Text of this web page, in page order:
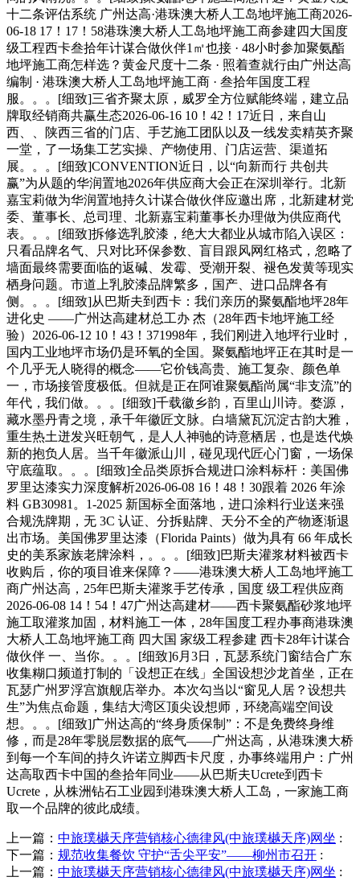
十二条评估系统 广州达高·港珠澳大桥人工岛地坪施工商2026-
06-18 17！17！58港珠澳大桥人工岛地坪施工商参建四大国度
级工程西卡叁拾年计谋合做伙伴1㎡也接 · 48小时参加聚氨酯
地坪施工商怎样选？黄金尺度十二条 · 照着查就行由广州达高
编制 · 港珠澳大桥人工岛地坪施工商 · 叁拾年国度工程
服。。。[细致]三省齐聚太原，威罗全方位赋能终端，建立品
牌取经销商共赢生态2026-06-16 10！42！17近日，来自山
西、、陕西三省的门店、手艺施工团队以及一线发卖精英齐聚
一堂，了一场集工艺实操、产物使用、门店运营、渠道拓
展。。。[细致]CONVENTION近日，以“向新而行 共创共
赢”为从题的华润置地2026年供应商大会正在深圳举行。北新
嘉宝莉做为华润置地持久计谋合做伙伴应邀出席，北新建材党
委、董事长、总司理、北新嘉宝莉董事长办理做为供应商代
表。。。[细致]拆修选乳胶漆，绝大大都业从城市陷入误区：
只看品牌名气、只对比环保参数、盲目跟风网红格式，忽略了
墙面最终需要面临的返碱、发霉、受潮开裂、褪色发黄等现实
栖身问题。市道上乳胶漆品牌繁多，国产、进口品牌各有
侧。。。[细致]从巴斯夫到西卡：我们亲历的聚氨酯地坪28年
进化史 ——广州达高建材总工办 杰（28年西卡地坪施工经
验）2026-06-12 10！43！371998年，我们刚进入地坪行业时，
国内工业地坪市场仍是环氧的全国。聚氨酯地坪正在其时是一
个几乎无人晓得的概念——它价钱高贵、施工复杂、颜色单
一，市场接管度极低。但就是正在阿谁聚氨酯尚属“非支流”的
年代，我们做。。。[细致]千载徽乡韵，百里山川诗。婺源，
藏水墨丹青之境，承千年徽匠文脉。白墙黛瓦沉淀古韵大雅，
重生热土迸发兴旺朝气，是人人神驰的诗意栖居，也是迭代焕
新的抱负人居。当千年徽派山川，碰见现代匠心门窗，一场保
守底蕴取。。。[细致]全品类原拆合规进口涂料标杆：美国佛
罗里达漆实力深度解析2026-06-08 16！48！30跟着 2026 年涂
料 GB30981。1-2025 新国标全面落地，进口涂料行业送来强
合规洗牌期，无 3C 认证、分拆贴牌、天分不全的产物逐渐退
出市场。美国佛罗里达漆（Florida Paints）做为具有 66 年成长
史的美系家族老牌涂料，。。。[细致]巴斯夫灌浆材料被西卡
收购后，你的项目谁来保障？——港珠澳大桥人工岛地坪施工
商广州达高，25年巴斯夫灌浆手艺传承，国度 级工程供应商
2026-06-08 14！54！47广州达高建材——西卡聚氨酯砂浆地坪
施工取灌浆加固，材料施工一体，28年国度工程办事商港珠澳
大桥人工岛地坪施工商 四大国 家级工程参建 西卡28年计谋合
做伙伴 一、当你。。。[细致]6月3日，瓦瑟系统门窗结合广东
收集糊口频道打制的「设想正在线」全国设想沙龙首坐，正在
瓦瑟广州罗浮宫旗舰店举办。本次勾当以“窗见人居？设想共
生”为焦点命题，集结大湾区顶尖设想师，环绕高端空间设
想。。。[细致]广州达高的“终身质保制”：不是免费终身维
修，而是28年零脱层数据的底气——广州达高，从港珠澳大桥
到每一个车间的持久许诺立脚西卡尺度，办事终端用户：广州
达高取西卡中国的叁拾年同业——从巴斯夫Ucrete到西卡
Ucrete，从株洲钻石工业园到港珠澳大桥人工岛，一家施工商
取一个品牌的彼此成绩。
上一篇： 中旅璞樾天序营销核心德律风(中旅璞樾天序)网坐 :
下一篇： 规范收集餐饮 守护“舌尖平安”——柳州市召开 :
上一篇： 中旅璞樾天序营销核心德律风(中旅璞樾天序)网坐 :